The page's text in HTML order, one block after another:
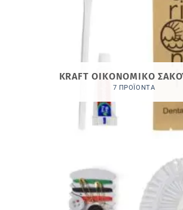
KRAFT OΙΚΟΝΟΜΙΚΟ
7 ΠΡΟΪΌΝΤΑ